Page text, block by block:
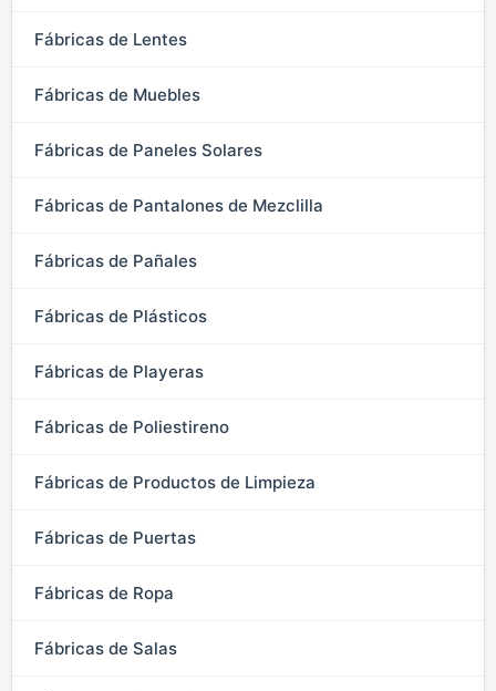
Fábricas de Lentes
Fábricas de Muebles
Fábricas de Paneles Solares
Fábricas de Pantalones de Mezclilla
Fábricas de Pañales
Fábricas de Plásticos
Fábricas de Playeras
Fábricas de Poliestireno
Fábricas de Productos de Limpieza
Fábricas de Puertas
Fábricas de Ropa
Fábricas de Salas